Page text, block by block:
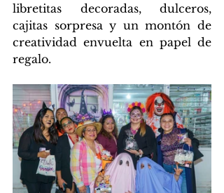
libretitas decoradas, dulceros,
cajitas sorpresa y un montón de
creatividad envuelta en papel de
regalo.